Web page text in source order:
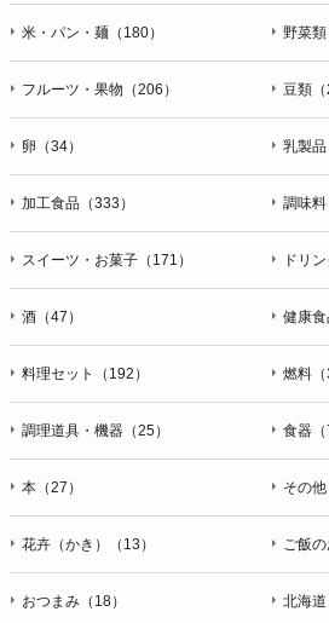
個人情報の提供は任意と致しますが、
応等に支障をきたす可能性がございま
h）弊社は、弊社のウェブサイトへの
す。これらには、お客様のお名前、ご
個人情報に関する問合わせ窓口
個人情報保護管理者：オペレーション
〒106-0044 東京都港区東麻布一丁目
ビル４階
ＦＡＸ：047-401-6847
米・パン・麺（180） 野菜類
フルーツ・果物（206） 豆類（
卵（34） 乳製品
加工食品（333） 調味料
スイーツ・お菓子（171） ドリ
酒（47） 健康食
料理セット（192） 燃料（
調理道具・機器（25） 食器（
本（27） その他
花卉（かき）（13） ご飯の
おつまみ（18） 北海道